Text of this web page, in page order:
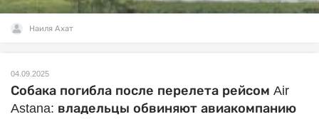
Наиля Ахат
04.09.2025
Собака погибла после перелета рейсом Air
Astana: владельцы обвиняют авиакомпанию